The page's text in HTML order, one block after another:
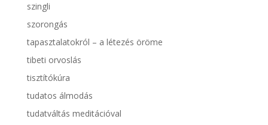
szingli
szorongás
tapasztalatokról – a létezés öröme
tibeti orvoslás
tisztítókúra
tudatos álmodás
tudatváltás meditációval